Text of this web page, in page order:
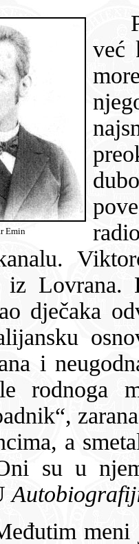
Emin
već
duboko poštovanje, te
radio kao strojar i ložač u
Viktorova
iz
sredina bila je
budući
rodnoga